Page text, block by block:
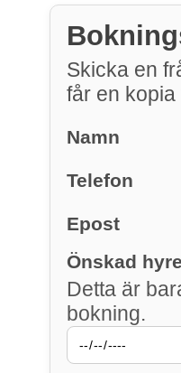
Skicka en
får en kopia
Namn
Telefon
Epost
Önskad
Detta är
bokning.